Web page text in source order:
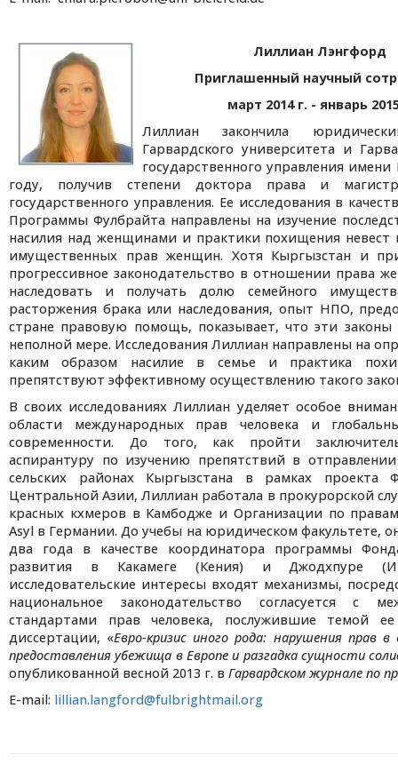
Лиллиан Лэнгфорд
Приглашенный научный
март 2014 г. - январь
Лиллиан закончила
Гарвардского университета и
государственного управления имени
году, получив степени доктора права и
государственного управления. Ее исследования в
Программы Фулбрайта направлены на изучение
насилия над женщинами и практики похищения невест
имущественных прав женщин. Хотя Кыргызстан и
прогрессивное законодательство в отношении права
наследовать и получать долю семейного
расторжения брака или наследования, опыт НПО,
стране правовую помощь, показывает, что эти законы
неполной мере. Исследования Лиллиан направлены на
каким образом насилие в семье и практика
препятствуют эффективному осуществлению такого
В своих исследованиях Лиллиан уделяет особое
области международных прав человека и
современности. До того, как пройти
аспирантуру по изучению препятствий в
сельских районах Кыргызстана в рамках проекта
Центральной Азии, Лиллиан работала в прокурорской
красных кхмеров в Камбодже и Организации по
Asyl в Германии. До учебы на юридическом факультете,
два года в качестве координатора программы
развития в Какамеге (Кения) и Джодхпуре
исследовательские интересы входят механизмы,
национальное законодательство согласуется с
стандартами прав человека, послужившие темой ее
диссертации, «Евро-кризис иного рода: нарушения прав в
предоставления убежища в Европе и разгадка сущности
опубликованной весной 2013 г. в Гарвардском журнале по
E-mail: lillian.langford@fulbrightmail.org